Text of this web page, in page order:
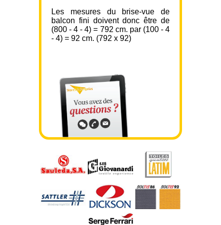
Les mesures du brise-vue de
balcon fini doivent donc être de
(800 - 4 - 4) = 792 cm. par (100 - 4
- 4) = 92 cm. (792 x 92)